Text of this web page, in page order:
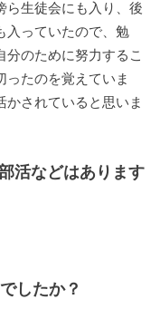
ら生徒会にも入り、後
入っていたので、勉
のために努力するこ
ったのを覚えていま
かされていると思いま
活などはあります
したか？